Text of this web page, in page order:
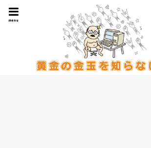
menu